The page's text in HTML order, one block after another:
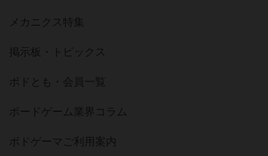
メカニクス特集
掲示板・トピックス
ボドとも・会員一覧
ボードゲーム業界コラム
ボドゲーマご利用案内